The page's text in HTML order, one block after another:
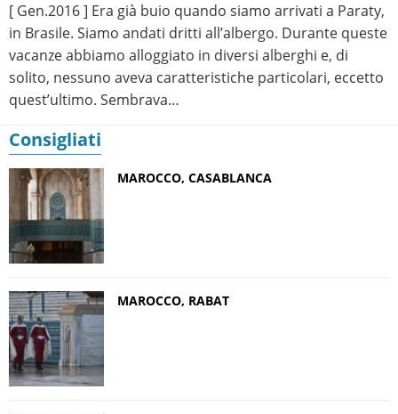
[ Gen.2016 ] Era già buio quando siamo arrivati a Paraty,
in Brasile. Siamo andati dritti all’albergo. Durante queste
vacanze abbiamo alloggiato in diversi alberghi e, di
solito, nessuno aveva caratteristiche particolari, eccetto
quest’ultimo. Sembrava…
Consigliati
MAROCCO, CASABLANCA
MAROCCO, RABAT